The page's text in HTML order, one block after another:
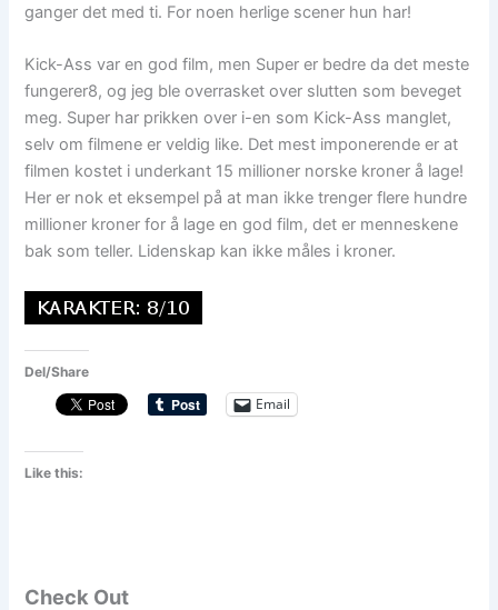
ganger det med ti. For noen herlige scener hun har!
Kick-Ass var en god film, men Super er bedre da det meste
fungerer8, og jeg ble overrasket over slutten som beveget
meg. Super har prikken over i-en som Kick-Ass manglet,
selv om filmene er veldig like. Det mest imponerende er at
filmen kostet i underkant 15 millioner norske kroner å lage!
Her er nok et eksempel på at man ikke trenger flere hundre
millioner kroner for å lage en god film, det er menneskene
bak som teller. Lidenskap kan ikke måles i kroner.
Del/Share
Email
Like this:
Check Out